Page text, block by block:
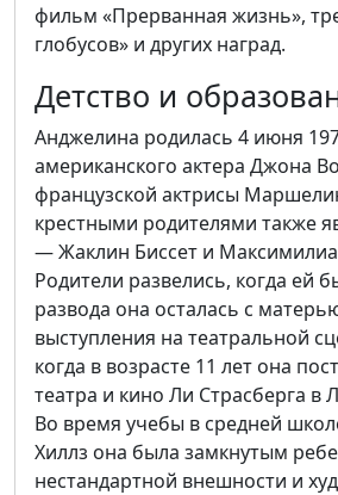
фильм «Прерванная жизнь»,
глобусов» и других наград.
Детство и
Анджелина родилась 4 июня
американского актера Джона
французской актрисы
крестными родителями также
— Жаклин Биссет и
Родители развелись, когда ей
развода она осталась с
выступления на театральной
когда в возрасте 11 лет она
театра и кино Ли Страсберга в
Во время учебы в средней
Хиллз она была замкнутым
нестандартной внешности и